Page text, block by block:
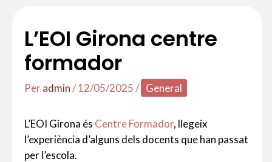
L’EOI Girona centre
formador
Peradmin/12/05/2025/ General
L’EOI Girona és Centre Formador, llegeix
l’experiència d’alguns dels docents que han passat
per l’escola.